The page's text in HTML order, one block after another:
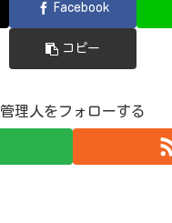
Facebook
コピー
管理人をフォローする